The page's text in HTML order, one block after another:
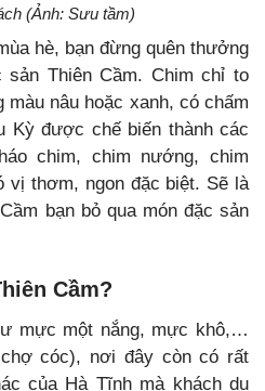
(Ảnh: Sưu tầm)
hè, bạn đừng quên thưởng
sản Thiên Cầm. Chimchỉ to
màu nâu hoặc xanh, có chấm
Kỳ được chế biến thành các
chim, chim nướng, chim
vị thơm, ngon đặc biệt. Sẽ là
bạn bỏ qua món đặc sản
Cầm?
mực một nắng, mực khô,…
cóc), nơi đây còn có rất
của Hà Tĩnh mà khách du